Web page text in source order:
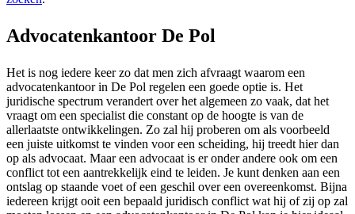
Advocatenkantoor De Pol
Het is nog iedere keer zo dat men zich afvraagt waarom een
advocatenkantoor in De Pol regelen een goede optie is. Het
juridische spectrum verandert over het algemeen zo vaak, dat het
vraagt om een specialist die constant op de hoogte is van de
allerlaatste ontwikkelingen. Zo zal hij proberen om als voorbeeld
een juiste uitkomst te vinden voor een scheiding, hij treedt hier dan
op als advocaat. Maar een advocaat is er onder andere ook om een
conflict tot een aantrekkelijk eind te leiden. Je kunt denken aan een
ontslag op staande voet of een geschil over een overeenkomst. Bijna
iedereen krijgt ooit een bepaald juridisch conflict wat hij of zij op zal